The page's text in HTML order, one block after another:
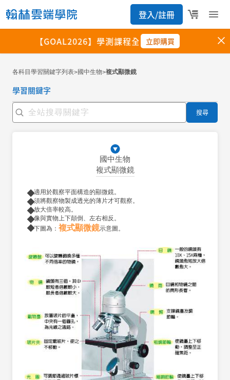
各科目學習關鍵字列表>國中生物>複式顯微鏡
學習關鍵字
搜尋
國中生物
複式顯微鏡
適用於觀察平面構造的顯微鏡。
須將觀察物製成透光的薄片才可觀察。
放大倍率較高。
像與實物上下顛倒、左右相反。
下圖為： 複式顯微鏡示意圖。